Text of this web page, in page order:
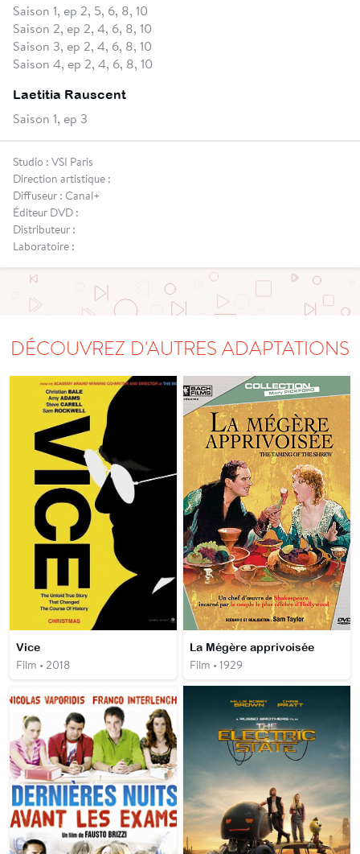
Saison 1, ep 2, 5, 6, 8, 10
Saison 2, ep 2, 4, 6, 8, 10
Saison 3, ep 2, 4, 6, 8, 10
Saison 4, ep 2, 4, 6, 8, 10
Laetitia Rauscent
Saison 1, ep 3
Studio : VSI Paris
Direction artistique :
Diffuseur : Canal+
Éditeur DVD :
Distributeur :
Laboratoire :
DÉCOUVREZ D'AUTRES ADAPTATIONS
Vice
Film • 2018
La Mégère apprivoisée
Film • 1929